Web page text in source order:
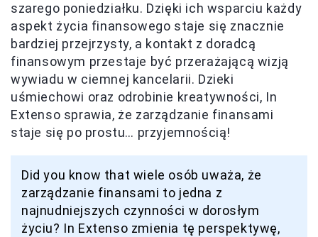
szarego poniedziałku. Dzięki ich wsparciu każdy
aspekt życia finansowego staje się znacznie
bardziej przejrzysty, a kontakt z doradcą
finansowym przestaje być przerażającą wizją
wywiadu w ciemnej kancelarii. Dzieki
uśmiechowi oraz odrobinie kreatywności, In
Extenso sprawia, że zarządzanie finansami
staje się po prostu… przyjemnością!
Did you know that wiele osób uważa, że
zarządzanie finansami to jedna z
najnudniejszych czynności w dorosłym
życiu? In Extenso zmienia tę perspektywę,